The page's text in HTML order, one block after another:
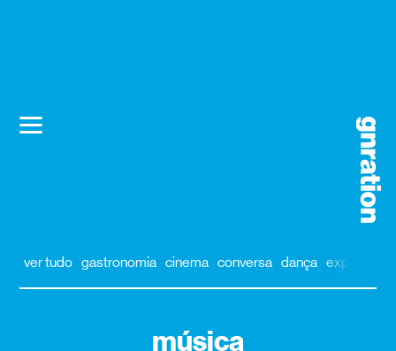
ver tudo gastronomia cinema conversa dança exposição
música